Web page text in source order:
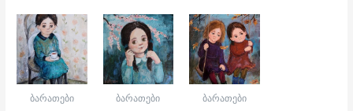
ბარათები ბარათები ბარათები